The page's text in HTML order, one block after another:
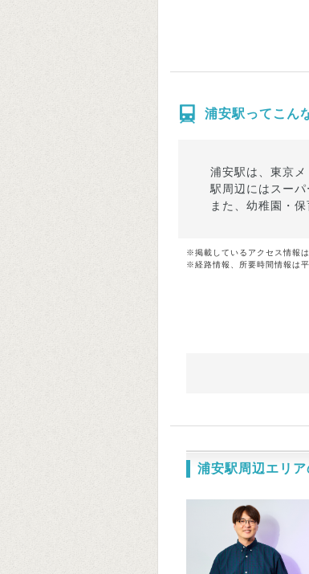
浦安駅ってこん
浦安駅は、東京
駅周辺にはスー
また、幼稚園・
※掲載しているアクセス情報
※経路情報、所要時間情報は
浦安駅周辺エリ